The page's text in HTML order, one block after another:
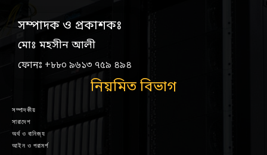
সম্পাদক ও প্রকাশকঃ
মোঃ মহসীন আলী
ফোনঃ +৮৮০ ৯৬১৩ ৭৫৯ ৪৯৪
নিয়মিত বিভাগ
সম্পাদকীয়
সারাদেশ
অর্থ ও বানিজ্য
আইন ও পরামর্শ